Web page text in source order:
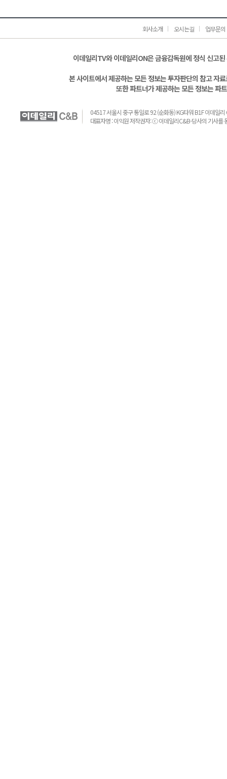
회사소개 오시는길 업무문의
이데일리TV와 이데일리ON은 금융감독원에 정식 신고
본 사이트에서 제공하는 모든 정보는 투자판단의 참고 자
또한 파트너가 제공하는 모든 정보는 파
04517 서울시 중구 통일로 92 (순화동) KG타워 B1F 이데일
대표자명 : 이익원 저작권자: ⓒ 이데일리C&B-당사의 기사를